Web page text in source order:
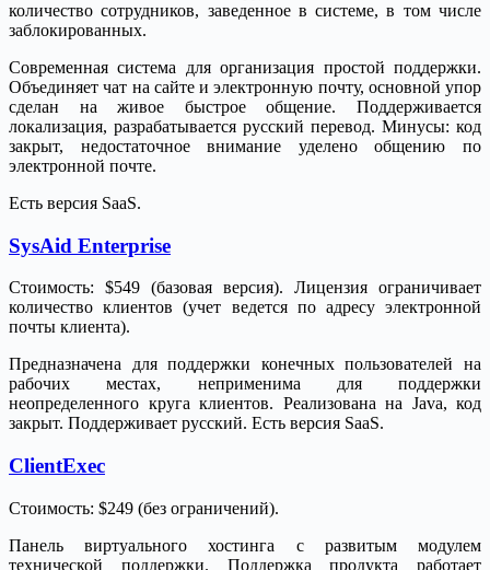
количество сотрудников, заведенное в системе, в том числе
заблокированных.
Современная система для организация простой поддержки.
Объединяет чат на сайте и электронную почту, основной упор
сделан на живое быстрое общение. Поддерживается
локализация, разрабатывается русский перевод. Минусы: код
закрыт, недостаточное внимание уделено общению по
электронной почте.
Есть версия SaaS.
SysAid Enterprise
Стоимость: $549 (базовая версия). Лицензия ограничивает
количество клиентов (учет ведется по адресу электронной
почты клиента).
Предназначена для поддержки конечных пользователей на
рабочих местах, неприменима для поддержки
неопределенного круга клиентов. Реализована на Java, код
закрыт. Поддерживает русский. Есть версия SaaS.
ClientExec
Стоимость: $249 (без ограничений).
Панель виртуального хостинга с развитым модулем
технической поддержки. Поддержка продукта работает